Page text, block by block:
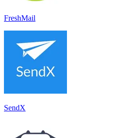
FreshMail
SendX